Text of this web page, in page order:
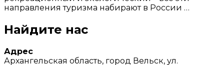
направления туризма набирают в России …
Найдите нас
Адрес
Архангельская область, город Вельск, ул.